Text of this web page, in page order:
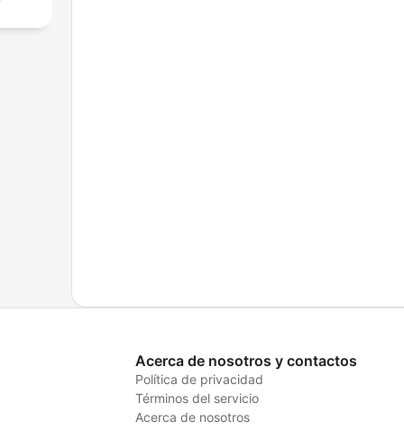
Acerca de nosotros y contactos
Política de privacidad
Términos del servicio
Acerca de nosotros